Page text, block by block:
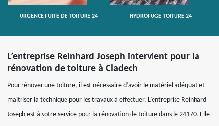
URGENCE FUITE DE TOITURE 24 HYDROFUGE TOITURE 24
L’entreprise Reinhard Joseph intervient pour la
rénovation de toiture à Cladech
Pour rénover une toiture, il est nécessaire d’avoir le matériel adéquat et
maitriser la technique pour les travaux à effectuer. L’entreprise Reinhard
Joseph est à votre service pour la rénovation de toiture dans le 24170. Elle